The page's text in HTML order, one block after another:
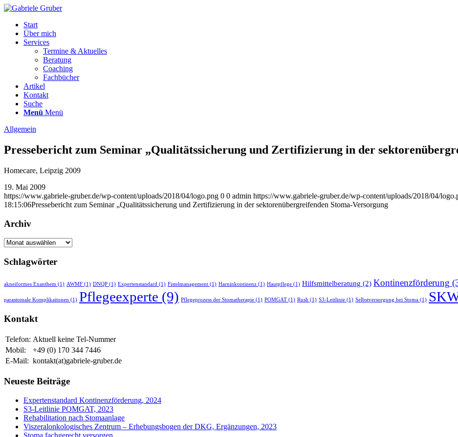
Start
Über mich
Services
Termine & Aktuelles
Beratung
Coaching
Fachbücher
Artikel
Kontakt
Suche
Menü Menü
Allgemein
Pressebericht zum Seminar „Qualitätssicherung und Zertifizierung in der
Homecare, Leipzig 2009
19. Mai 2009
https://www.gabriele-gruber.de/wp-content/uploads/2018/04/logo.png 0 0 admin https://www.gabriele-gruber.de/wp-content/uploads/2018/04/
18:15:06Pressebericht zum Seminar „Qualitätssicherung und Zertifizierung in der sektorenübergreifenden Stoma-Versorgung
Archiv
Archiv
Schlagwörter
akneiformes Exanthem (1) AWMF (1) DNQP (1) Expertenstandard (1) Fistelmanagement (1) Harninkontinenz (1) Hautpflege (1) Hilfsmittelberatung (2) Kontinenzförderung
parastomale Komplikaitonen (1) Pflegeexperte (9) Pflegeprozess der Stomatherapie (1) POMGAT (1) Rush (1) S3-Leitlinie (1) Selbstversorgung bei Stoma (1)
Kontakt
Telefon: Aktuell keine Tel-Nummer
Mobil:
+49 (0) 170 344 7446
E-Mail: kontakt(at)gabriele-gruber.de
Neueste Beiträge
Expertenstandard Kontinenzförderung, 2024
S3-Leitlinie POMGAT, 2023
Rehabilitation nach Stomaanlage
Viszeralonkologisches Zentrum – Erhebungsbogen der DKG, Ergänzungen, 2023
Stoma fachgerecht versorgen